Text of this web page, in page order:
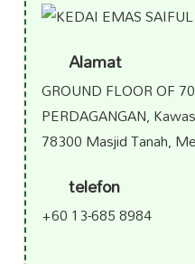
Alamat
GROUND FLOOR OF
PERDAGANGAN,
78300 Masjid Tanah,
telefon
+60 13-685 8984